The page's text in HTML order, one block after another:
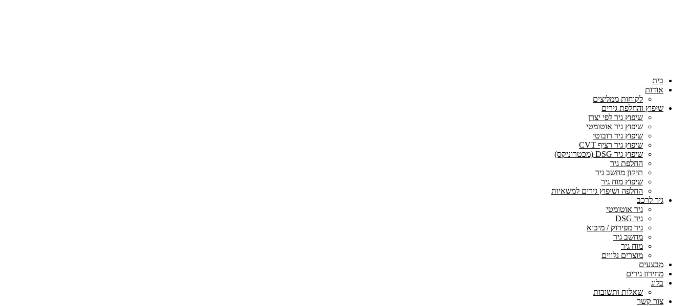
בית
אודות
לקוחות ממליצים
שיפוץ והחלפת גירים
שיפוץ גיר לפי יצרן
שיפוץ גיר אוטומטי
שיפוץ גיר רובוטי
שיפוץ גיר רציף CVT
שיפוץ גיר DSG (מכטרוניקס)
החלפת גיר
תיקון מחשב גיר
שיפוץ מוח גיר
החלפה ושיפוץ גירים למשאיות
גיר לרכב
גיר אוטומטי
גיר DSG
גיר מפירוק / מיבוא
מחשב גיר
מוח גיר
מוצרים נלווים
מבצעים
מחירון גירים
בלוג
שאלות ותשובות
צור קשר